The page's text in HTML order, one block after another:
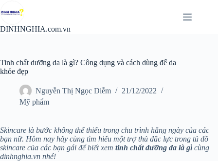
đến
nội
DINHNGHIA.com.vn
Tinh chất dưỡng da là gì? Công dụng và cách dùng để da
khỏe đẹp
Nguyễn Thị Ngọc Diễm
21/12/2022
Mỹ phẩm
Skincare là bước không thể thiếu trong chu trình hằng ngày của các
bạn nữ. Hôm nay hãy cùng tìm hiểu một trợ thủ đắc lực trong tủ đồ
skincare của các bạn gái để biết xem tinh chất dưỡng da là gì cùng
dinhnghia.vn nhé!